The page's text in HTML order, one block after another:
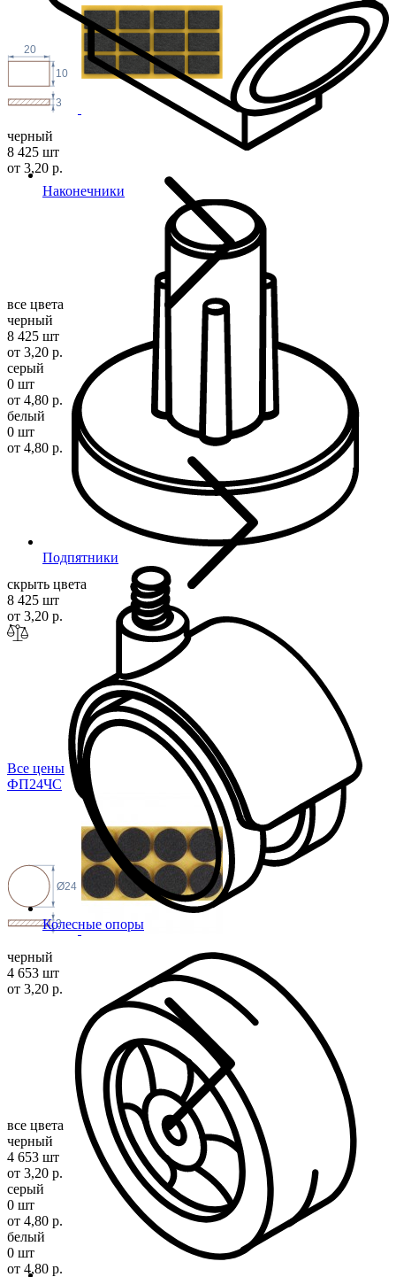
Наконечники
Подпятники
Колесные опоры
3
10
20
черный
8 425 шт
от 3,20 р.
все цвета
черный
8 425 шт
от 3,20 р.
серый
0 шт
от 4,80 р.
белый
0 шт
от 4,80 р.
скрыть цвета
8 425 шт
от 3,20 р.
Все цены
ФП24ЧС
3
Ø24
черный
4 653 шт
от 3,20 р.
все цвета
черный
4 653 шт
от 3,20 р.
серый
0 шт
от 4,80 р.
белый
0 шт
от 4,80 р.